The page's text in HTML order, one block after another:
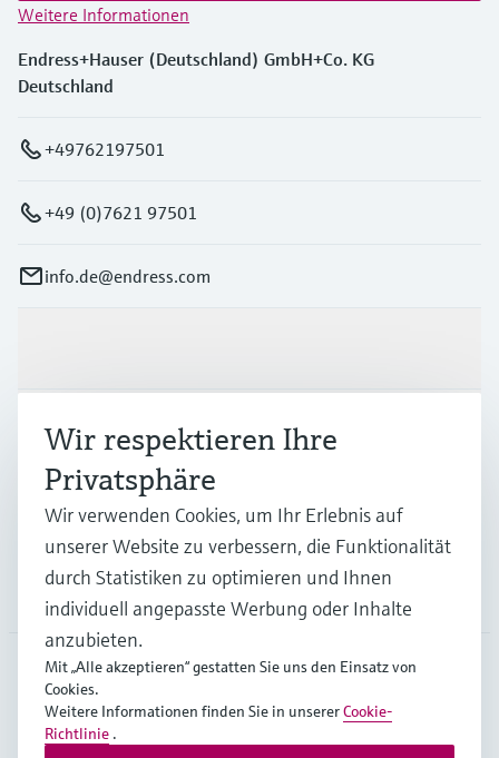
Weitere Informationen
Endress+Hauser (Deutschland) GmbH+Co. KG
Deutschland
+49762197501
+49 (0)7621 97501
info.de@endress.com
Branchen
Support
Unternehmen
DEU • Deutsch
Wir respektieren Ihre
Privatsphäre
Wir verwenden Cookies, um Ihr Erlebnis auf
unserer Website zu verbessern, die Funktionalität
durch Statistiken zu optimieren und Ihnen
individuell angepasste Werbung oder Inhalte
anzubieten.
Mit „Alle akzeptieren“ gestatten Sie uns den Einsatz von
Cookies.
Weitere Informationen finden Sie in unsererCookie-
Richtlinie .